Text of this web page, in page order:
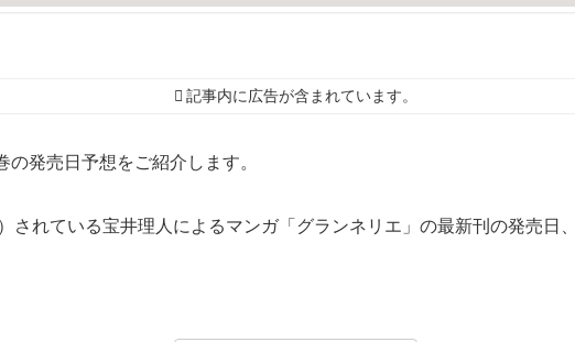
記事内に広告が含まれています。
発売日予想をご紹介します。
されている宝井理人によるマンガ「グランネリエ」の最新刊の発売日